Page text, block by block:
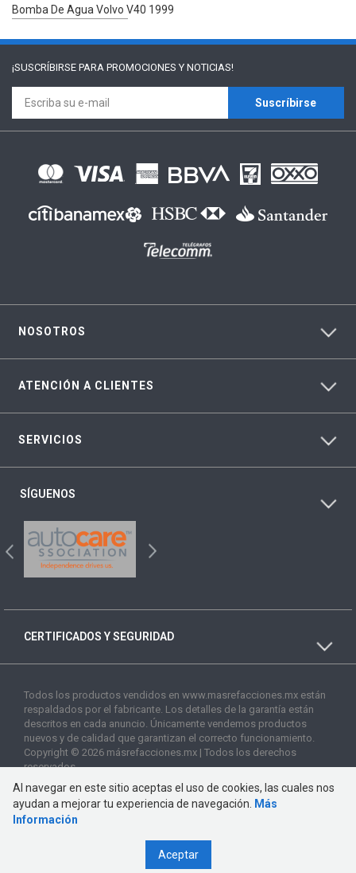
Bomba De Agua Volvo V40 1999
¡SUSCRÍBIRSE PARA PROMOCIONES Y NOTICIAS!
Suscríbirse
NOSOTROS
ATENCIÓN A CLIENTES
SERVICIOS
SÍGUENOS
CERTIFICADOS Y SEGURIDAD
Todos los productos vendidos en www.masrefacciones.mx están
respaldados por el fabricante. Los detalles de la garantía están
descritos en cada anuncio. Únicamente vendemos productos
nuevos y de calidad que garantizan el correcto funcionamiento.
Copyright © 2026 másrefacciones.mx | Todos los derechos
reservados
Al navegar en este sitio aceptas el uso de cookies, las cuales nos
ayudan a mejorar tu experiencia de navegación.
Más
Información
Aceptar